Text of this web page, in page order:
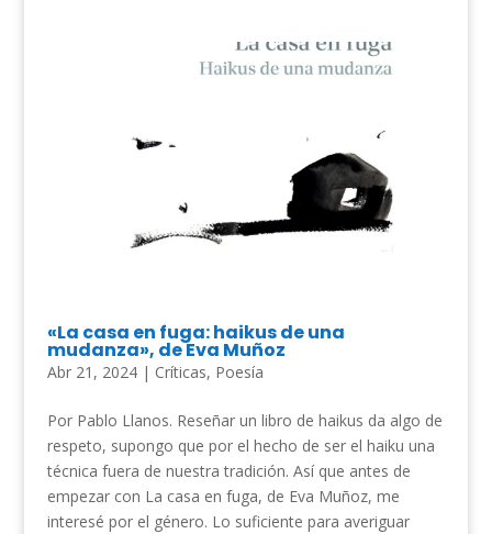
«La casa en fuga: haikus de una
mudanza», de Eva Muñoz
Abr 21, 2024| Críticas, Poesía
Por Pablo Llanos. Reseñar un libro de haikus da algo de
respeto, supongo que por el hecho de ser el haiku una
técnica fuera de nuestra tradición. Así que antes de
empezar con La casa en fuga, de Eva Muñoz, me
interesé por el género. Lo suficiente para averiguar